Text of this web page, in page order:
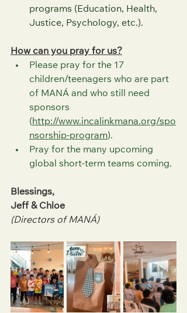
programs (Education, Health,
Justice, Psychology, etc.).
How can you pray for us?
Please pray for the 17
children/teenagers who are part
of MANÁ and who still need
sponsors
(http://www.incalinkmana.org/spo
nsorship-program).
Pray for the many upcoming
global short-term teams coming.
Blessings,
Jeff & Chloe
(Directors of MANÁ)